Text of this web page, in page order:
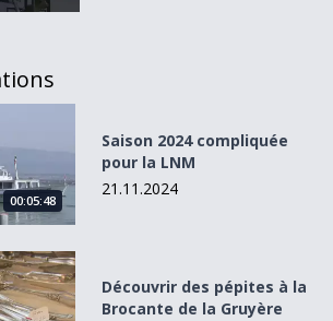
00:05:48
Saison 2024 compliquée
pour la LNM
21.11.2024
à la Brocante de la Gruyère
Découvrir des pépites à la
Brocante de la Gruyère